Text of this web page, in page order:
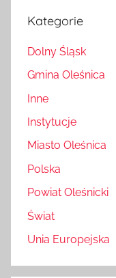
Kategorie
Dolny Śląsk
Gmina Oleśnica
Inne
Instytucje
Miasto Oleśnica
Polska
Powiat Oleśnicki
Świat
Unia Europejska